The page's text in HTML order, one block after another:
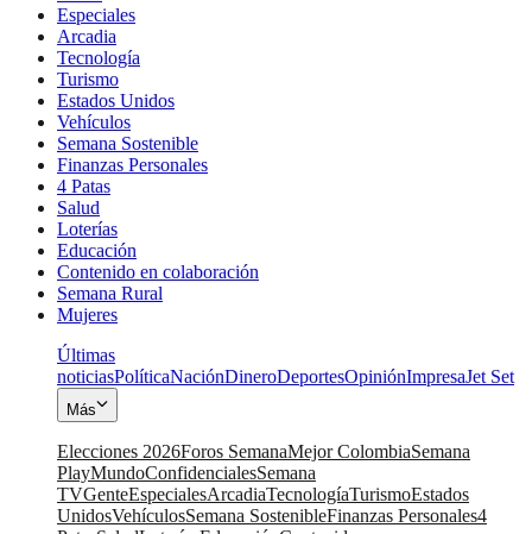
Especiales
Arcadia
Tecnología
Turismo
Estados Unidos
Vehículos
Semana Sostenible
Finanzas Personales
4 Patas
Salud
Loterías
Educación
Contenido en colaboración
Semana Rural
Mujeres
Últimas
noticiasPolíticaNaciónDineroDeportesOpiniónImpresaJet Set
Más
Elecciones 2026Foros SemanaMejor ColombiaSemana
PlayMundoConfidencialesSemana
TVGenteEspecialesArcadiaTecnologíaTurismoEstados
UnidosVehículosSemana SostenibleFinanzas Personales4